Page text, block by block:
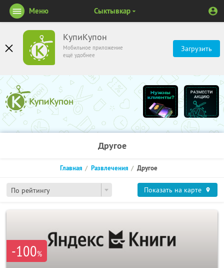
КупиКупон
Мобильное приложение
ещё удобнее
Загрузить
Меню Сыктывкар
Другое
По рейтингу
Главная Развлечения Другое
Показать на карте
-100%